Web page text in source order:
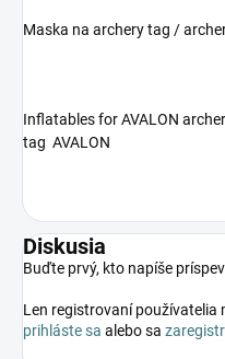
Maska na archery tag /
Inflatables for AVALON
tag AVALON
Diskusia
Buďte prvý, kto napíše
Len registrovaní používatelia
prihláste sa alebo sa